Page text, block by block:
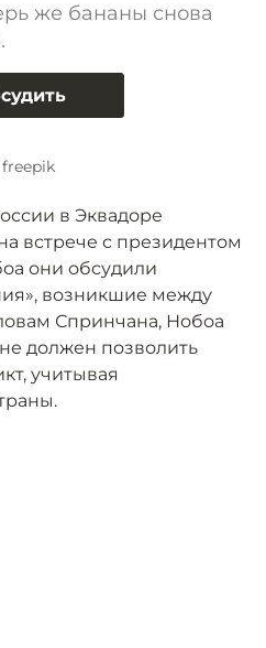
же бананы снова
в Эквадоре
встрече с президентом
они обсудили
возникшие между
Спринчана, Нобоа
должен позволить
учитывая